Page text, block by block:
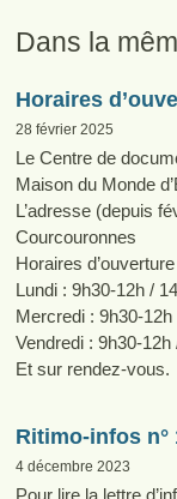
Dans la
Horaires
28 février 2025
Le Centre de
Maison du Monde
L’adresse (depuis
Courcouronnes
Horaires
Lundi : 9h30-12h /
Mercredi : 9h30-12h
Vendredi : 9h30-12h
Et sur rendez-vous.
Ritimo-infos n°
4 décembre 2023
Pour lire la lettre